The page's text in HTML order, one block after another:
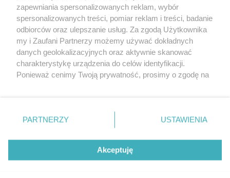
O FIRMIE POLITYKA PRYWATNOŚCI HOSTING
REKLAMA WSPÓŁPRACA RSS FACEBOOK KONTAKT
Nasze serwisy
Aktualności
Tcz24
Historia miasta
Muzyka i kultura
Archiwum wydarzeń
Zdjęcia miasta
zapewniania spersonalizowanych reklam, wybór
spersonalizowanych treści, pomiar reklam i treści, badanie
odbiorców oraz ulepszanie usług. Za zgodą Użytkownika
my i Zaufani Partnerzy możemy używać dokładnych
danych geolokalizacyjnych oraz aktywnie skanować
charakterystykę urządzenia do celów identyfikacji.
Ponieważ cenimy Twoją prywatność, prosimy o zgodę na
znajdujący się w lewym dolnym rogu strony
. Niektóre
przetwarzaniu. Preferencje będą miały zastosowania tylko
PARTNERZY USTAWIENIA
Akceptuję